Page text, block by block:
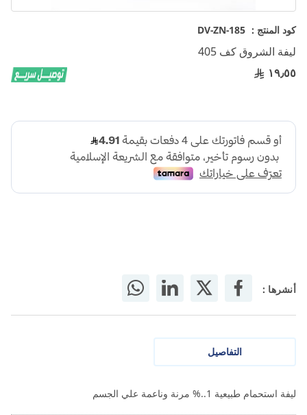
كود المنتج : DV-ZN-185
ليفة الشروق كف 405
١٩٫٥٥
أنشرها :
تخطي
بداية
معرض
التفاصيل
ليفة استحمام طبيعية 1..% مرنة وناعمة علي الجسم